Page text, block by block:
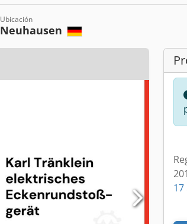
Ubicación
Neuhausen